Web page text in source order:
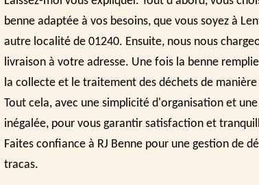
benne adaptée à vos besoins, que vous soyez à
autre localité de 01240. Ensuite, nous nous
livraison à votre adresse. Une fois la benne
la collecte et le traitement des déchets de manière
Tout cela, avec une simplicité d'organisation et
inégalée, pour vous garantir satisfaction et
Faites confiance à RJ Benne pour une gestion de
tracas.